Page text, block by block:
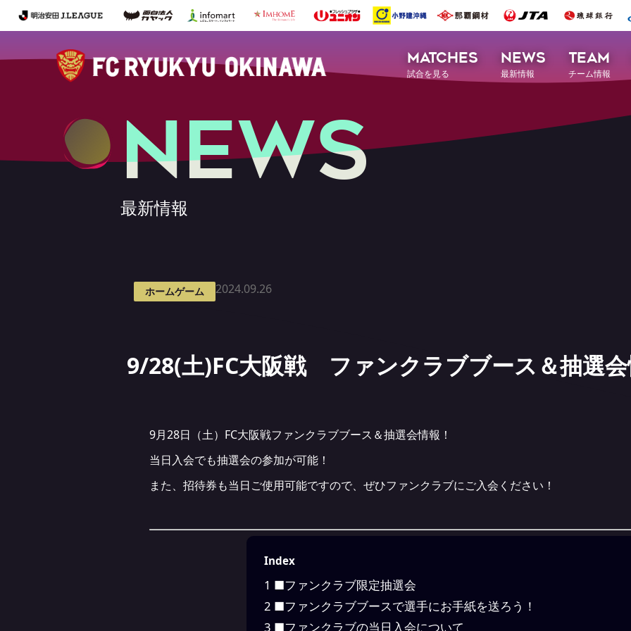
MATCHES
試合を見る
NEWS
最新情報
TEAM
チーム情報
NEWS
最新情報
ホームゲーム 2024.09.26
9/28(土)FC大阪戦 ファンクラブブース＆抽選
9月28日（土）FC大阪戦ファンクラブブース＆抽選会情報！
当日入会でも抽選会の参加が可能！
また、招待券も当日ご使用可能ですので、ぜひファンクラブにご入会ください！
Index
1 ■ファンクラブ限定抽選会
2 ■ファンクラブブースで選手にお手紙を送ろう！
3 ■ファンクラブの当日入会について